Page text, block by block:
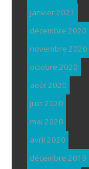
janvier 2021
décembre 2020
novembre 2020
octobre 2020
août 2020
juin 2020
mai 2020
avril 2020
décembre 2019